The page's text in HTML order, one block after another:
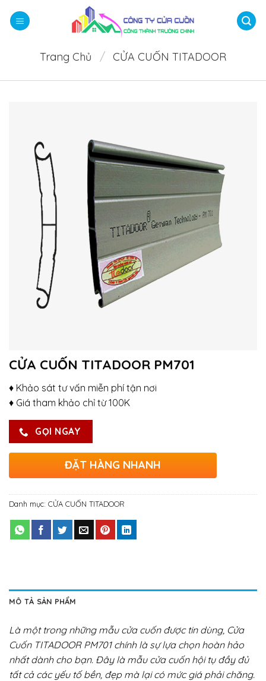
qua
Trang Chủ / CỬA CUỐN TITADOOR
CỬA CUỐN TITADOOR PM701
♦ Khảo sát tư vấn miễn phí tận nơi
♦ Giá tham khảo chỉ từ 100K
GỌI NGAY
ĐẶT HÀNG NHANH
Danh mục: CỬA CUỐN TITADOOR
MÔ TẢ SẢN PHẨM
Là một trong những mẫu cửa cuốn được tin dùng, Cửa
Cuốn TITADOOR PM701 chính là sự lựa chọn hoàn hảo
nhất dành cho bạn. Đây là mẫu cửa cuốn hội tụ đầy đủ
tất cả các yếu tố bền, đẹp mà lại có mức giá phải chăng.